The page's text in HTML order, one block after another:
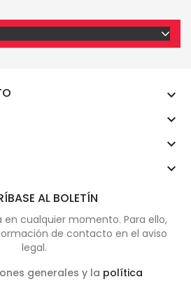




AL BOLETÍN
en cualquier momento. Para ello,
de contacto en el aviso
legal.
generales y la política